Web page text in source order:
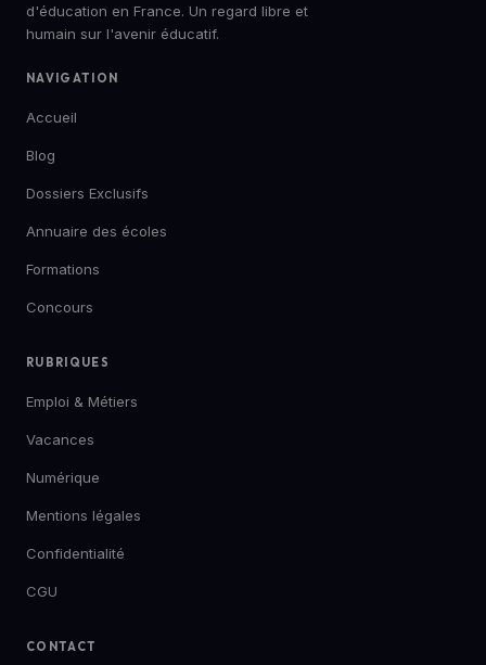
d'éducation en France. Un regard libre et
humain sur l'avenir éducatif.
NAVIGATION
Accueil
Blog
Dossiers Exclusifs
Annuaire des écoles
Formations
Concours
RUBRIQUES
Emploi & Métiers
Vacances
Numérique
Mentions légales
Confidentialité
CGU
CONTACT